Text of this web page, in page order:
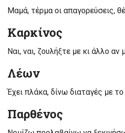
Μαμά, τέρμα οι απαγορεύσεις,
Καρκίνος
Ναι, ναι, ζουλήξτε με κι άλλο αν
Λέων
Έχει πλάκα, δίνω διαταγές με
Παρθένος